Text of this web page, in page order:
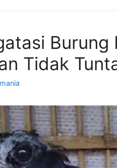
Burung
Tidak